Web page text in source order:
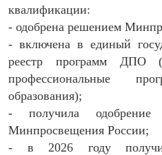
квалификации:
- одобрена решением
- включена в единый
реестр программ ДПО
профессиональные
образования);
- получила одобрение
Минпросвещения России;
- в 2026 году